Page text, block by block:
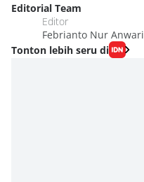
Editorial Team
Editor
Febrianto Nur Anwari
Tonton lebih seru di